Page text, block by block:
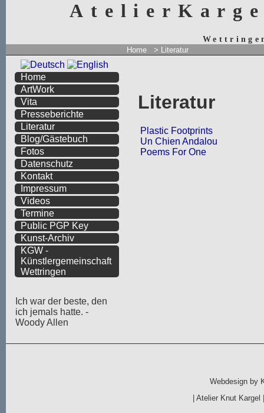
Home > Literatur
Literatur
Plastic Footprints
Un Chien Andalou
Poems For One
Home
ArtWork
Vita
Presseberichte
Literatur
Blog/Gästebuch
Fotos
Datenschutz
Kontakt
Impressum
Videos
Termine
Public PGP Key
Kunst-Archiv
KGW -
Künstlergemeinschaft
Wettringen
Ich war der beste, den
ich jemals hatte. -
Woody Allen
Webdesign by
|Atelier Knut Kargel